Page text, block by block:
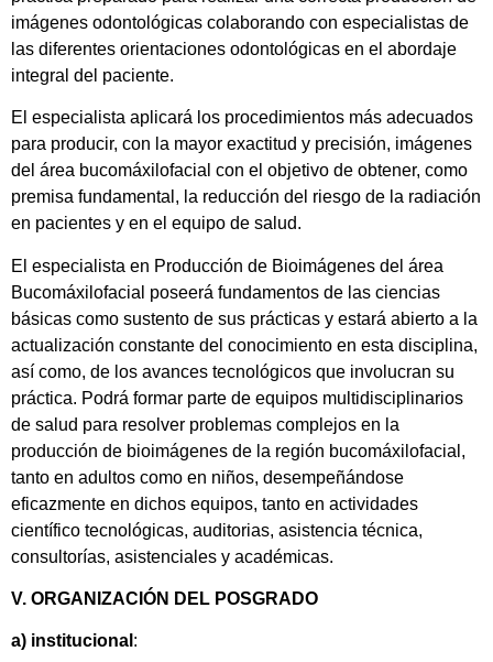
imágenes odontológicas colaborando con especialistas de
las diferentes orientaciones odontológicas en el abordaje
integral del paciente.
El especialista aplicará los procedimientos más adecuados
para producir, con la mayor exactitud y precisión, imágenes
del área bucomáxilofacial con el objetivo de obtener, como
premisa fundamental, la reducción del riesgo de la radiación
en pacientes y en el equipo de salud.
El especialista en Producción de Bioimágenes del área
Bucomáxilofacial poseerá fundamentos de las ciencias
básicas como sustento de sus prácticas y estará abierto a la
actualización constante del conocimiento en esta disciplina,
así como, de los avances tecnológicos que involucran su
práctica. Podrá formar parte de equipos multidisciplinarios
de salud para resolver problemas complejos en la
producción de bioimágenes de la región bucomáxilofacial,
tanto en adultos como en niños, desempeñándose
eficazmente en dichos equipos, tanto en actividades
científico tecnológicas, auditorias, asistencia técnica,
consultorías, asistenciales y académicas.
V. ORGANIZACIÓN DEL POSGRADO
a) institucional :